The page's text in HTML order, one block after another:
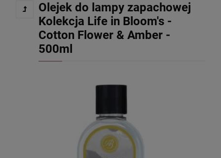
Olejek do lampy zapachowej
Kolekcja Life in Bloom's -
Cotton Flower & Amber -
500ml